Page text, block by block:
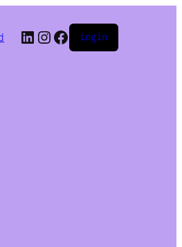
LinkedIn
Instagram
Facebook
Login